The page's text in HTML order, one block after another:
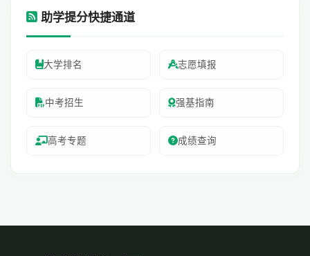
助学提分快捷通道
大学排名 志愿填报
中考招生 强基指南
高考专题 成绩查询